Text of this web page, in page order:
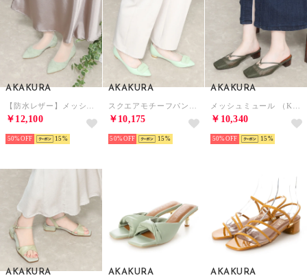
AKAKURA
￥12,100
50% 15
AKAKURA
￥10,175
50% 15
AKAKURA
￥10,340
50% 15
AKAKURA AKAKURA AKAKURA